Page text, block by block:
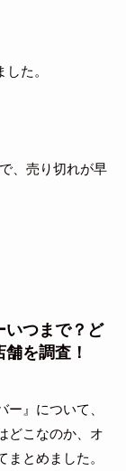
た。
、売り切れが早
いつまで？ど
を調査！
』について、
どこなのか、オ
とめました。